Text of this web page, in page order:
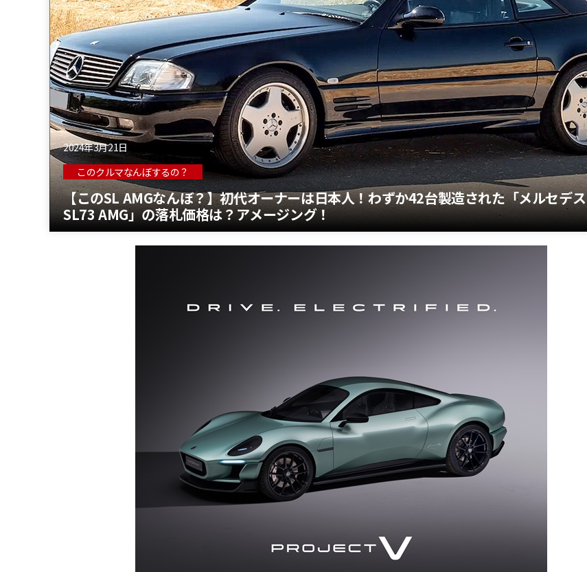
2024年3月21日
このクルマなんぼするの？
【このSL AMGなんぼ？】初代オーナーは日本人！わずか42台製造された「メルセデス
SL73 AMG」の落札価格は？アメージング！